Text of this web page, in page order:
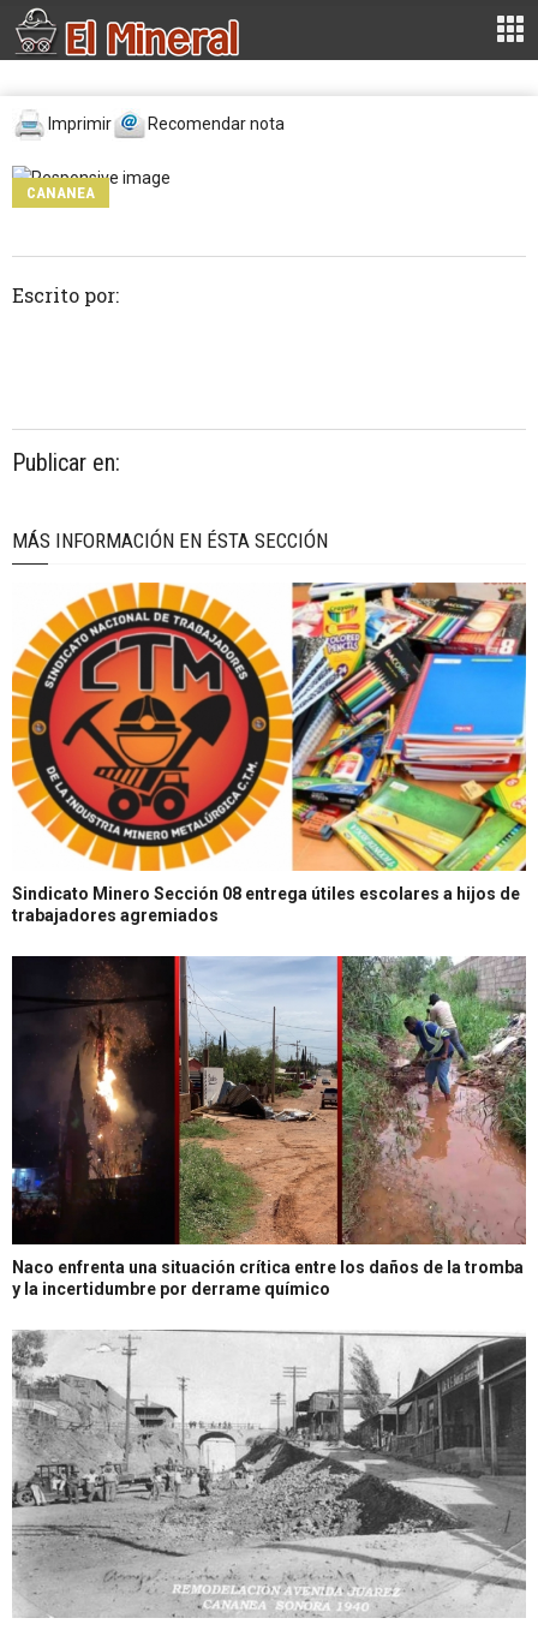
Imprimir Recomendar nota
CANANEA
Escrito por:
Publicar en:
MÁS INFORMACIÓN EN ÉSTA SECCIÓN
Sindicato Minero Sección 08 entrega útiles escolares a hijos de
trabajadores agremiados
Naco enfrenta una situación crítica entre los daños de la tromba
y la incertidumbre por derrame químico